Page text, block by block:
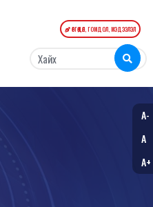
ӨРГӨДӨЛ, ГОМДОЛ, МЭДЭЭЛЭЛ
A-
A
A+